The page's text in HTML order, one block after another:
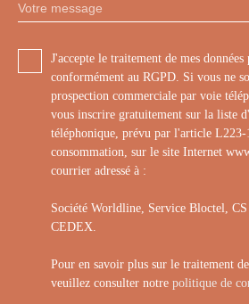
Votre message
J'accepte le traitement de mes données
conformément au RGPD. Si vous ne
prospection commerciale par voie
vous inscrire gratuitement sur la liste
téléphonique, prévu par l'article L223-
consommation, sur le site Internet
courrier adressé à :
Société Worldline, Service Bloctel,
CEDEX.
Pour en savoir plus sur le traitement
veuillez consulter notre politique de